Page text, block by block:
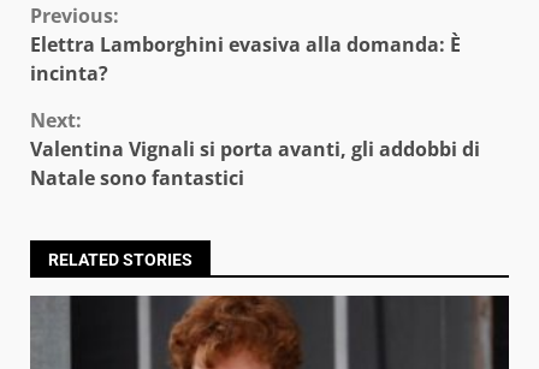
Continue
Reading
Previous:
Elettra Lamborghini evasiva alla domanda: È
incinta?
Next:
Valentina Vignali si porta avanti, gli addobbi di
Natale sono fantastici
RELATED STORIES